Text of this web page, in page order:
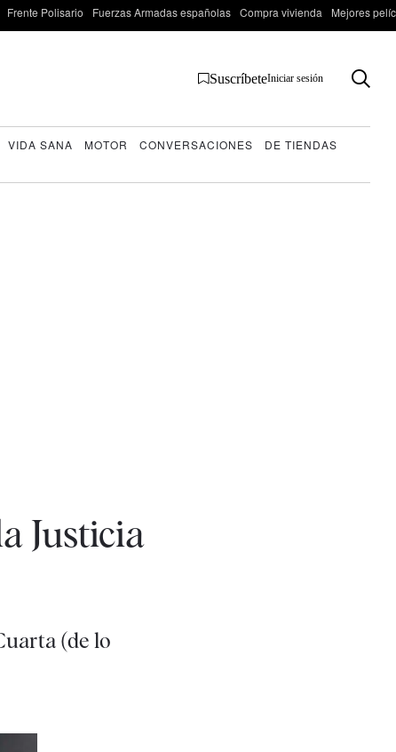
Frente Polisario Fuerzas Armadas españolas Compra vivienda Mejores
SuscríbeteIniciar sesión
VIDA SANA MOTOR CONVERSACIONES
DE TIENDAS
Justicia
(de lo